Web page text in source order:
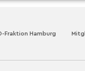
Fraktion Hamburg